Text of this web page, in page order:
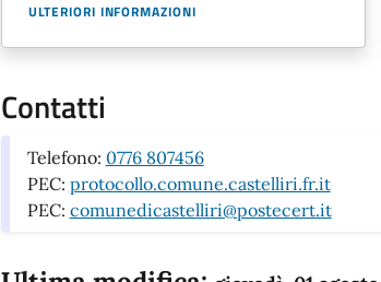
ULTERIORI INFORMAZIONI
Contatti
Telefono: 0776 807456
PEC: protocollo.comune.castelliri.fr.it
PEC: comunedicastelliri@postecert.it